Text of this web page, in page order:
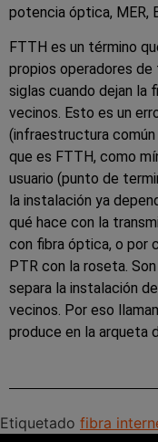
potencia óptica, MER,
FTTH es un término
propios operadores
siglas cuando dejan la
vecinos. Esto es un
(infraestructura
que es FTTH, como
usuario (punto de
la instalación ya
qué hace con la
con fibra óptica, o por
PTR con la roseta.
separa la instalación
vecinos. Por eso
produce en la arqueta
Etiquetado fibra